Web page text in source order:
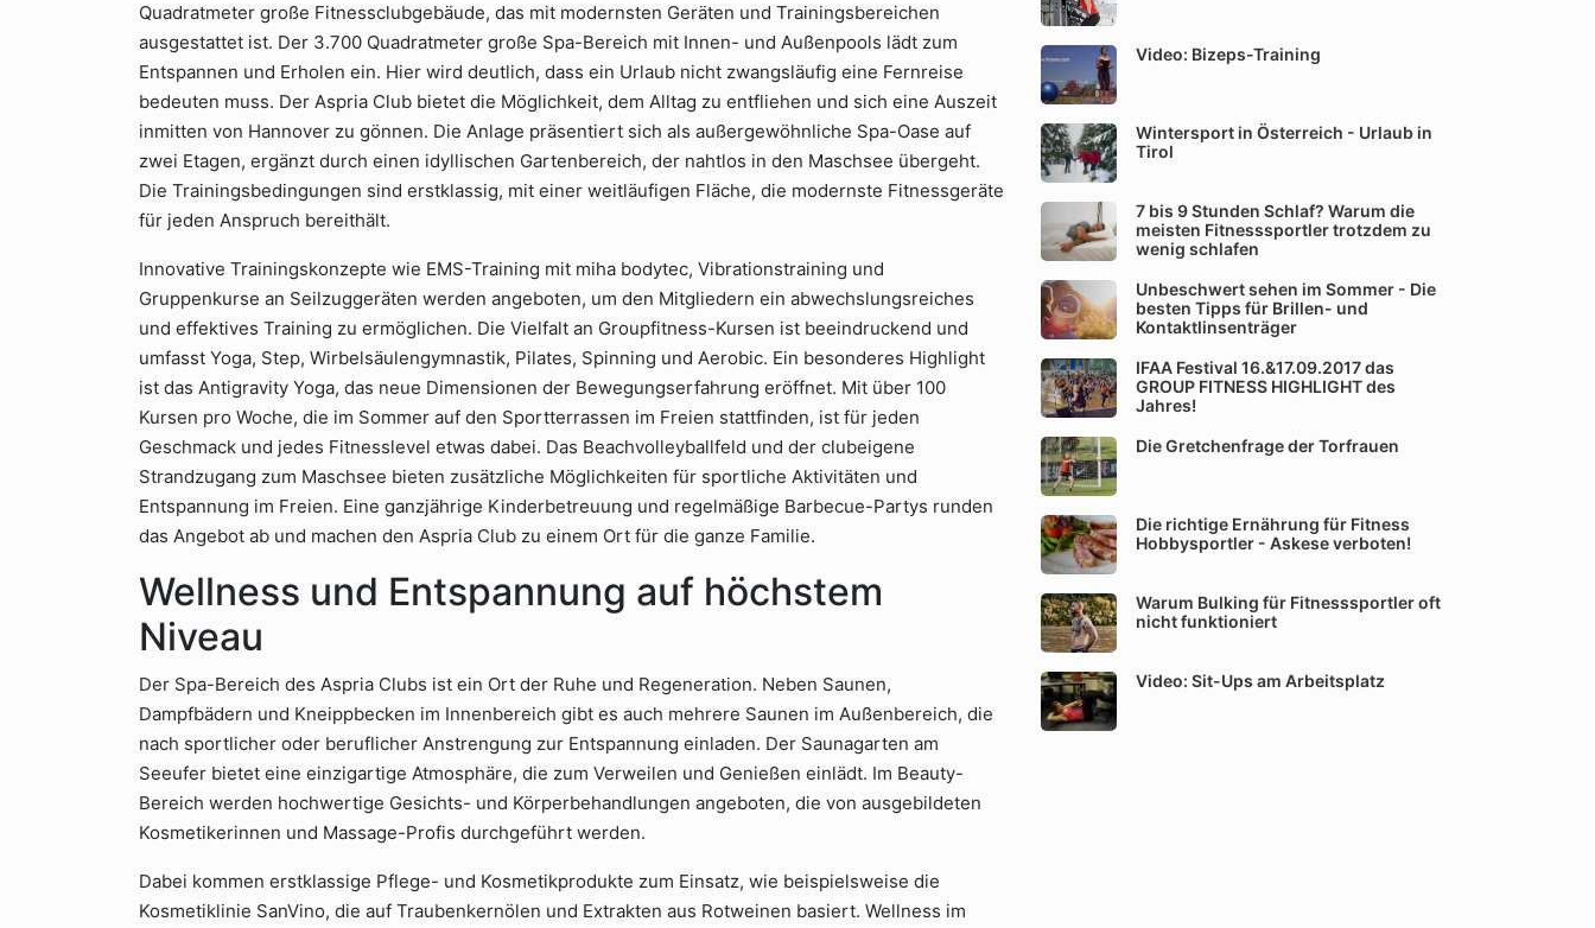
Quadratmeter große Fitnessclubgebäude, das mit modernsten Geräten und Trainingsbereichen
ausgestattet ist. Der 3.700 Quadratmeter große Spa-Bereich mit Innen- und Außenpools lädt zum
Entspannen und Erholen ein. Hier wird deutlich, dass ein Urlaub nicht zwangsläufig eine Fernreise
bedeuten muss. Der Aspria Club bietet die Möglichkeit, dem Alltag zu entfliehen und sich eine Auszeit
inmitten von Hannover zu gönnen. Die Anlage präsentiert sich als außergewöhnliche Spa-Oase auf
zwei Etagen, ergänzt durch einen idyllischen Gartenbereich, der nahtlos in den Maschsee übergeht.
Die Trainingsbedingungen sind erstklassig, mit einer weitläufigen Fläche, die modernste Fitnessgeräte
für jeden Anspruch bereithält.
Innovative Trainingskonzepte wie EMS-Training mit miha bodytec, Vibrationstraining und
Gruppenkurse an Seilzuggeräten werden angeboten, um den Mitgliedern ein abwechslungsreiches
und effektives Training zu ermöglichen. Die Vielfalt an Groupfitness-Kursen ist beeindruckend und
umfasst Yoga, Step, Wirbelsäulengymnastik, Pilates, Spinning und Aerobic. Ein besonderes Highlight
ist das Antigravity Yoga, das neue Dimensionen der Bewegungserfahrung eröffnet. Mit über 100
Kursen pro Woche, die im Sommer auf den Sportterrassen im Freien stattfinden, ist für jeden
Geschmack und jedes Fitnesslevel etwas dabei. Das Beachvolleyballfeld und der clubeigene
Strandzugang zum Maschsee bieten zusätzliche Möglichkeiten für sportliche Aktivitäten und
Entspannung im Freien. Eine ganzjährige Kinderbetreuung und regelmäßige Barbecue-Partys runden
das Angebot ab und machen den Aspria Club zu einem Ort für die ganze Familie.
Wellness und Entspannung auf höchstem
Niveau
Der Spa-Bereich des Aspria Clubs ist ein Ort der Ruhe und Regeneration. Neben Saunen,
Dampfbädern und Kneippbecken im Innenbereich gibt es auch mehrere Saunen im Außenbereich, die
nach sportlicher oder beruflicher Anstrengung zur Entspannung einladen. Der Saunagarten am
Seeufer bietet eine einzigartige Atmosphäre, die zum Verweilen und Genießen einlädt. Im Beauty-
Bereich werden hochwertige Gesichts- und Körperbehandlungen angeboten, die von ausgebildeten
Kosmetikerinnen und Massage-Profis durchgeführt werden.
Dabei kommen erstklassige Pflege- und Kosmetikprodukte zum Einsatz, wie beispielsweise die
Kosmetiklinie SanVino, die auf Traubenkernölen und Extrakten aus Rotweinen basiert. Wellness im
Video: Bizeps-Training
Wintersport in Österreich - Urlaub in
Tirol
7 bis 9 Stunden Schlaf? Warum die
meisten Fitnesssportler trotzdem zu
wenig schlafen
Unbeschwert sehen im Sommer - Die
besten Tipps für Brillen- und
Kontaktlinsenträger
IFAA Festival 16.&17.09.2017 das
GROUP FITNESS HIGHLIGHT des
Jahres!
Die Gretchenfrage der Torfrauen
Die richtige Ernährung für Fitness
Hobbysportler - Askese verboten!
Warum Bulking für Fitnesssportler oft
nicht funktioniert
Video: Sit-Ups am Arbeitsplatz